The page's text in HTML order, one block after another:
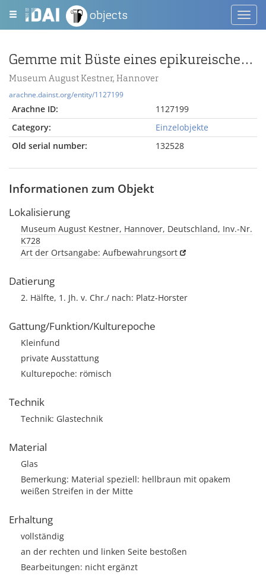
objects
Gemme mit Büste eines epikureischen Philosophen
Museum August Kestner, Hannover
arachne.dainst.org/entity/1127199
Arachne ID:
1127199
Category:
Einzelobjekte
Old serial number:
132528
Informationen zum Objekt
Lokalisierung
Museum August Kestner, Hannover, Deutschland, Inv.-Nr.
K728
Art der Ortsangabe: Aufbewahrungsort
Datierung
2. Hälfte, 1. Jh. v. Chr./ nach: Platz-Horster
Gattung/Funktion/Kulturepoche
Kleinfund
private Ausstattung
Kulturepoche: römisch
Technik
Technik: Glastechnik
Material
Glas
Bemerkung: Material speziell: hellbraun mit opakem
weißen Streifen in der Mitte
Erhaltung
vollständig
an der rechten und linken Seite bestoßen
Bearbeitungen: nicht ergänzt